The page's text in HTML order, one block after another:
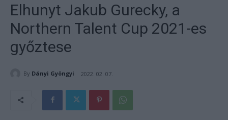
Elhunyt Jakub Gurecky, a
Northern Talent Cup 2021-es
győztese
By Dányi Gyöngyi 2022. 02. 07.